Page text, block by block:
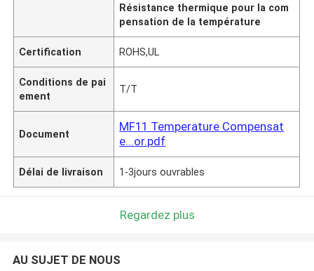
Résistance thermique pour la com
pensation de la température
Certification ROHS,UL
Conditions de pai
ement
T/T
Document
MF11 Temperature Compensat
e...or.pdf
Délai de livraison 1-3jours ouvrables
Regardez plus
AU SUJET DE NOUS